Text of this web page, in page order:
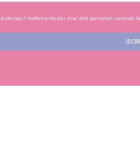
Autorizzo il trattamento dei miei dati personali secondo la